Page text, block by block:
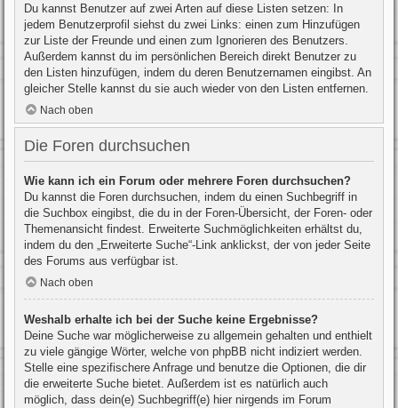
Du kannst Benutzer auf zwei Arten auf diese Listen setzen: In
jedem Benutzerprofil siehst du zwei Links: einen zum Hinzufügen
zur Liste der Freunde und einen zum Ignorieren des Benutzers.
Außerdem kannst du im persönlichen Bereich direkt Benutzer zu
den Listen hinzufügen, indem du deren Benutzernamen eingibst. An
gleicher Stelle kannst du sie auch wieder von den Listen entfernen.
Nach oben
Die Foren durchsuchen
Wie kann ich ein Forum oder mehrere Foren durchsuchen?
Du kannst die Foren durchsuchen, indem du einen Suchbegriff in
die Suchbox eingibst, die du in der Foren-Übersicht, der Foren- oder
Themenansicht findest. Erweiterte Suchmöglichkeiten erhältst du,
indem du den „Erweiterte Suche“-Link anklickst, der von jeder Seite
des Forums aus verfügbar ist.
Nach oben
Weshalb erhalte ich bei der Suche keine Ergebnisse?
Deine Suche war möglicherweise zu allgemein gehalten und enthielt
zu viele gängige Wörter, welche von phpBB nicht indiziert werden.
Stelle eine spezifischere Anfrage und benutze die Optionen, die dir
die erweiterte Suche bietet. Außerdem ist es natürlich auch
möglich, dass dein(e) Suchbegriff(e) hier nirgends im Forum